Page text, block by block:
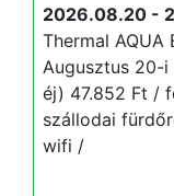
2026.08.20 -
Thermal AQUA
Augusztus 20-i
éj) 47.852 Ft /
szállodai
wifi /